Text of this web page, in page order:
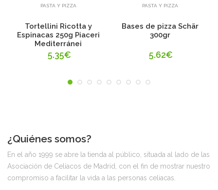
Añadir
PASTA Y PIZZA
Tortellini Ricotta y
Espinacas 250g Piaceri
Mediterránei
5.35€
Añadir
PASTA Y PIZZA
Bases de pizza Schär
300gr
5.62€
¿Quiénes somos?
En el año 1999 se abre la tienda al público, situada al lado de las
Asociación de Celíacos de Madrid, con el fin de mostrar nuestro
compromiso a facilitar la vida a las personas celiacas.